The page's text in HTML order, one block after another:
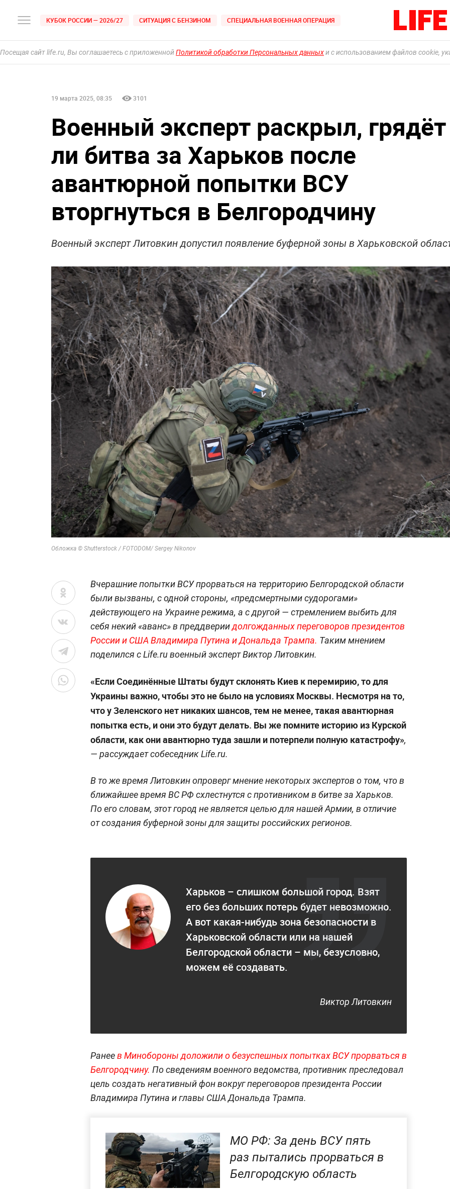
КУБОК РОССИИ — 2026/27 СИТУАЦИЯ С БЕНЗИНОМ СПЕЦИАЛЬНАЯ ВОЕННАЯ ОПЕРАЦИЯ
Посещая сайт life.ru, Вы соглашаетесь с приложеннойПолитикой обработки Персональных данныхи с использованием файлов cookie,
19 марта 2025, 08:35 3101
Военный эксперт раскрыл, грядёт
ли битва за Харьков после
авантюрной попытки ВСУ
вторгнуться в Белгородчину
Военный эксперт Литовкин допустил появление буферной зоны в Харьковской
Обложка © Shutterstock / FOTODOM/ Sergey Nikonov
Вчерашние попытки ВСУ прорваться на территорию Белгородской области
были вызваны, с одной стороны, «предсмертными судорогами»
действующего на Украине режима, а с другой — стремлением выбить для
себя некий «аванс» в преддвериидолгожданных переговоров президентов
России и США Владимира Путина и Дональда Трампа. Таким мнением
поделился с Life.ru военный эксперт Виктор Литовкин.
«Если Соединённые Штаты будут склонять Киев к перемирию, то для
Украины важно, чтобы это не было на условиях Москвы. Несмотря на то,
что у Зеленского нет никаких шансов, тем не менее, такая авантюрная
попытка есть, и они это будут делать. Вы же помните историю из Курской
области, как они авантюрно туда зашли и потерпели полную катастрофу»,
— рассуждает собеседник Life.ru.
В то же время Литовкин опроверг мнение некоторых экспертов о том, что в
ближайшее время ВС РФ схлестнутся с противником в битве за Харьков.
По его словам, этот город не является целью для нашей Армии, в отличие
от создания буферной зоны для защиты российских регионов.
Харьков – слишком большой город. Взят
его без больших потерь будет невозможно.
А вот какая-нибудь зона безопасности в
Харьковской области или на нашей
Белгородской области – мы, безусловно,
можем её создавать.
Виктор Литовкин
Ранеев Минобороны доложили о безуспешных попытках ВСУ прорваться в
Белгородчину. По сведениям военного ведомства, противник преследовал
цель создать негативный фон вокруг переговоров президента России
Владимира Путина и главы США Дональда Трампа.
МО РФ: За день ВСУ пять
раз пытались прорваться в
Белгородскую область